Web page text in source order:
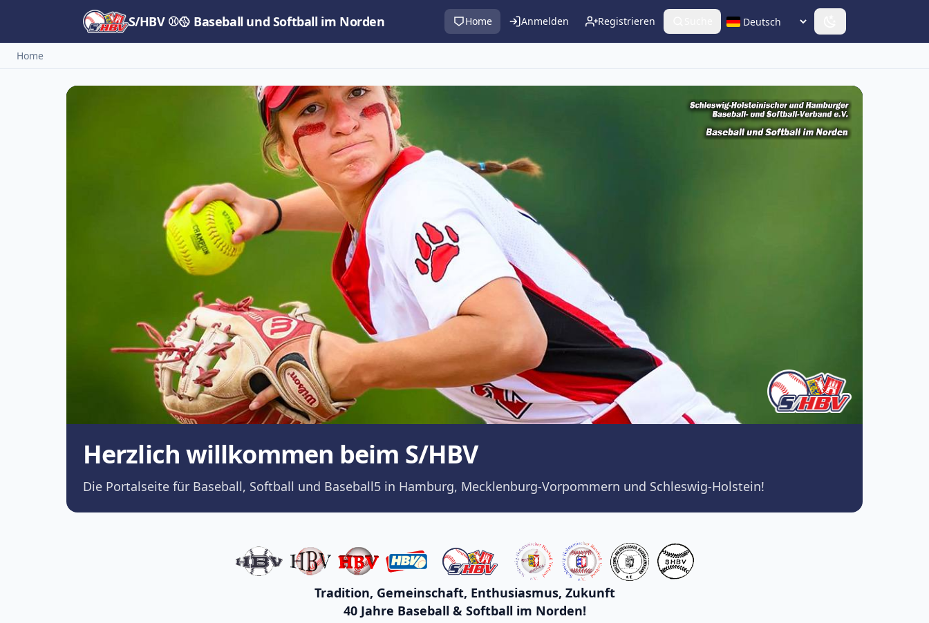
S/HBV ⚾🥎 Baseball und Softball im Norden Home Anmelden Registrieren Sprache wählen
Home
Herzlich willkommen beim S/HBV
Die Portalseite für Baseball, Softball und Baseball5 in Hamburg, Mecklenburg-Vorpommern und Schleswig-Holstein!
Tradition, Gemeinschaft, Enthusiasmus, Zukunft
40 Jahre Baseball & Softball im Norden!